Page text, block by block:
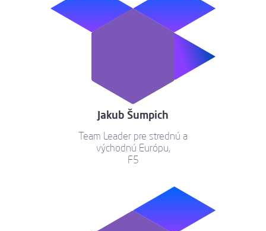
Jakub Šumpich
Team Leader pre strednú a
východnú Európu,
F5